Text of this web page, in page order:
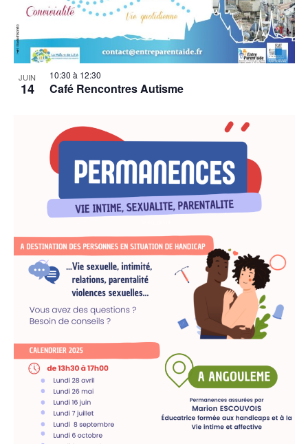
JUIN
14 Café Rencontres Autisme
10:30 à 12:30